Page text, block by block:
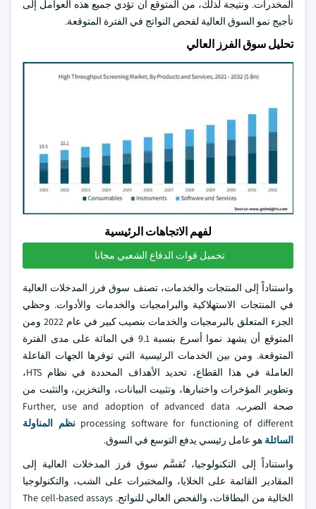
المخدرات. ونتيجة لذلك، من المتوقع أن تؤدي جميع هذه العوامل إلى
تأجيج نمو السوق العالية لفحص النواتج في الفترة المتوقعة.
تحليل سوق الفرز العالي
لفهم الاتجاهات الرئيسية
تحميل قوات الدفاع الشعبي مجانا
واستناداً إلى المنتجات والخدمات، تصنف سوق فرز المدخلات العالية
في المنتجات الاستهلاكية والبرامجيات والخدمات والأدوات. وحظي
الجزء المتعلق بالبرمجيات والخدمات بنصيب كبير في عام 2022 ومن
المتوقع أن يشهد نموا أسرع بنسبة 9.1 في المائة على مدى الفترة
المتوقعة. ومن بين الخدمات الرئيسية التي توفرها الجهات الفاعلة
العاملة في هذا القطاع، تحديد الأهداف المحددة في نظام HTS،
وتطوير المؤخرات واختبارها، وتثبيت البيانات، والتخزين، والتثبت من
صحة الضرب. Further, use and adoption of advanced data
processing software for functioning of different نظم المناولة
السائلة هو عامل رئيسي يدفع التوسع في السوق.
واستناداً إلى التكنولوجيا، تُقسَّم سوق فرز المدخلات العالية إلى
المقادير القائمة على الخلايا، والمختبرات على الشب، والتكنولوجيا
الخالية من البطاقات، والفحص العالي للنواتج. The cell-based assays